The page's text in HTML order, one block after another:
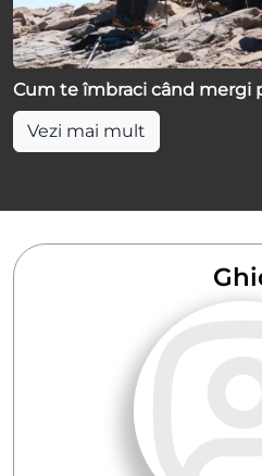
Cum te îmbraci când mergi
Vezi mai mult